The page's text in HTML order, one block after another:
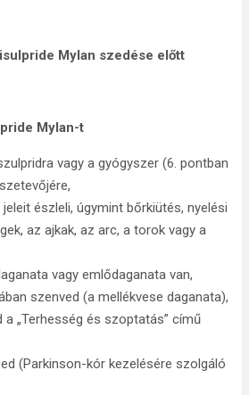
Mylan szedése előtt
Mylan-t
vagy a gyógyszer (6. pontban
észleli, úgymint bőrkiütés, nyelési
az ajkak, az arc, a torok vagy a
vagy emlődaganata van,
szenved (a mellékvese daganata),
„Terhesség és szoptatás” című
(Parkinson-kór kezelésére szolgáló